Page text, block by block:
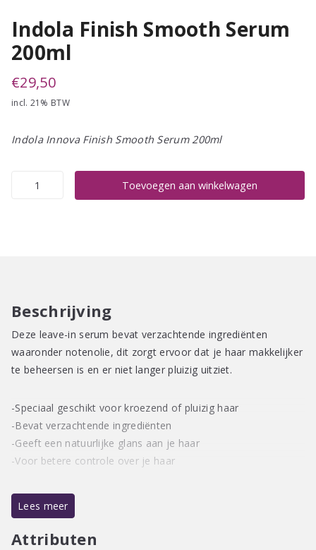
Indola Finish Smooth Serum
200ml
€29,50
incl. 21% BTW
Indola Innova Finish Smooth Serum 200ml
Indola
Toevoegen aan winkelwagen
Beschrijving
Deze leave-in serum bevat verzachtende ingrediënten
waaronder notenolie, dit zorgt ervoor dat je haar makkelijker
te beheersen is en er niet langer pluizig uitziet.
-Speciaal geschikt voor kroezend of pluizig haar
-Bevat verzachtende ingrediënten
-Geeft een natuurlijke glans aan je haar
-Voor betere controle over je haar
Gebruiksaanwijzing:
Breng Indola Smooth Serum aan op handdoekdroog of
droog haar, het hoeft niet uitgespoeld te worden.
Lees meer
Attributen